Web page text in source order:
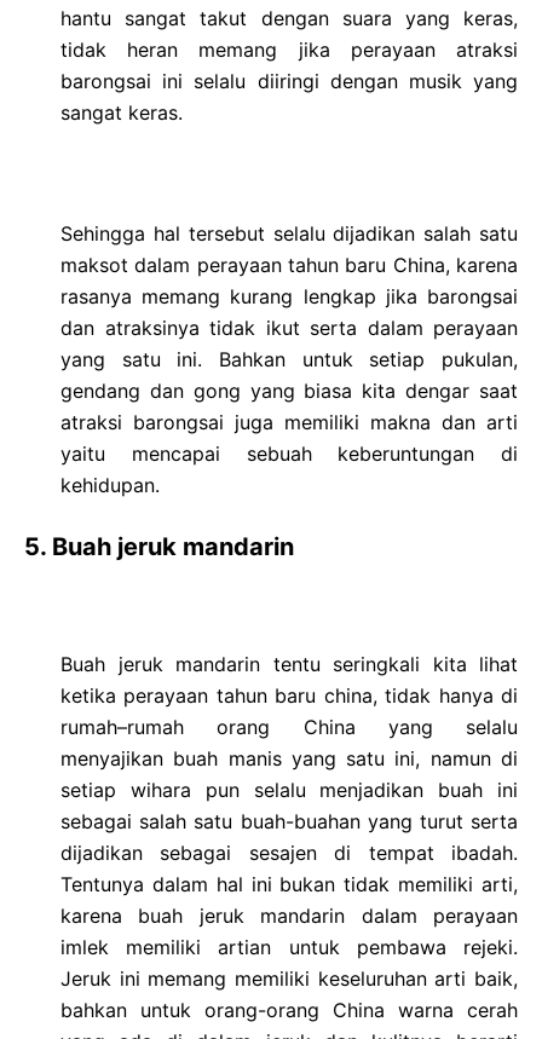
hantu sangat takut dengan suara yang keras,
tidak heran memang jika perayaan atraksi
barongsai ini selalu diiringi dengan musik yang
sangat keras.
Sehingga hal tersebut selalu dijadikan salah satu
maksot dalam perayaan tahun baru China, karena
rasanya memang kurang lengkap jika barongsai
dan atraksinya tidak ikut serta dalam perayaan
yang satu ini. Bahkan untuk setiap pukulan,
gendang dan gong yang biasa kita dengar saat
atraksi barongsai juga memiliki makna dan arti
yaitu mencapai sebuah keberuntungan di
kehidupan.
5. Buah jeruk mandarin
Buah jeruk mandarin tentu seringkali kita lihat
ketika perayaan tahun baru china, tidak hanya di
rumah–rumah orang China yang selalu
menyajikan buah manis yang satu ini, namun di
setiap wihara pun selalu menjadikan buah ini
sebagai salah satu buah-buahan yang turut serta
dijadikan sebagai sesajen di tempat ibadah.
Tentunya dalam hal ini bukan tidak memiliki arti,
karena buah jeruk mandarin dalam perayaan
imlek memiliki artian untuk pembawa rejeki.
Jeruk ini memang memiliki keseluruhan arti baik,
bahkan untuk orang-orang China warna cerah